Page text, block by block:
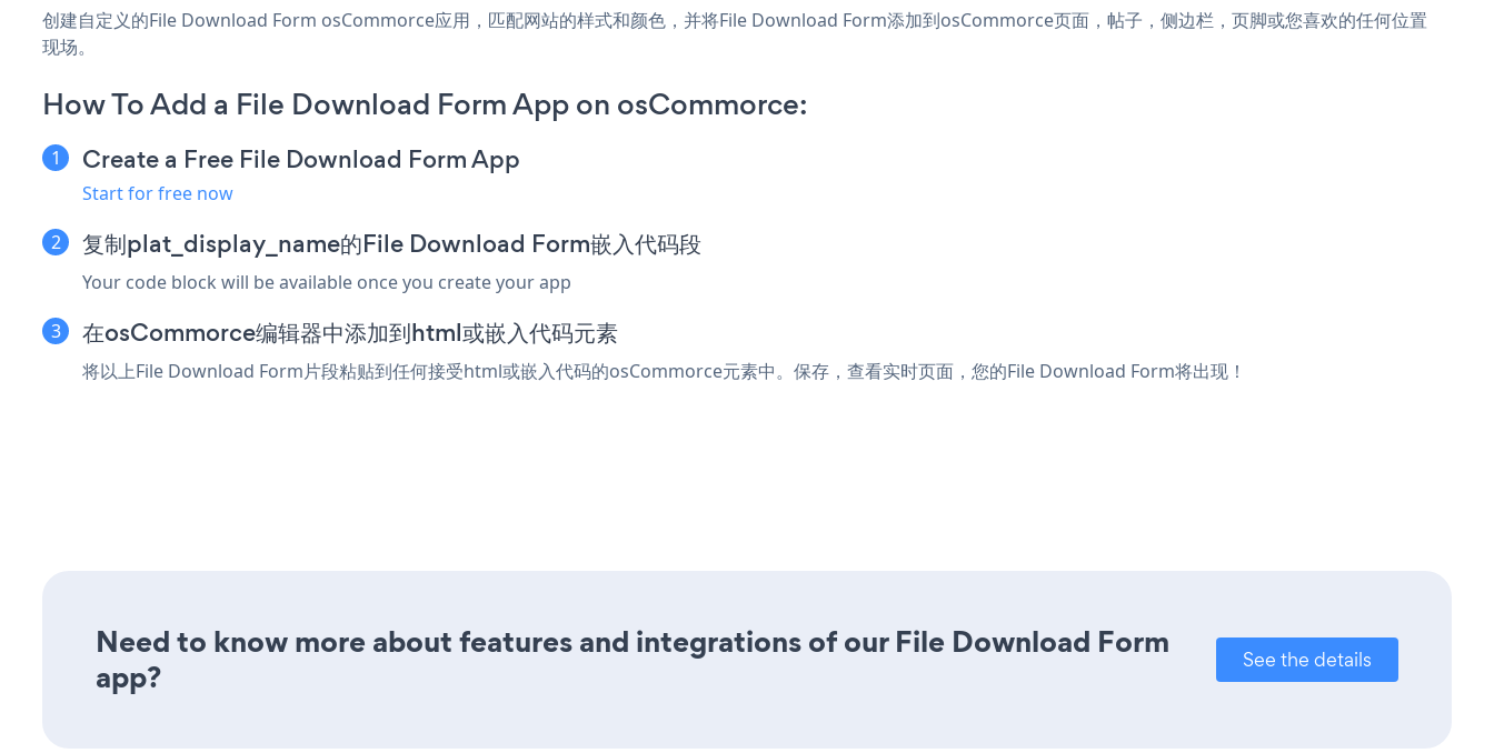
创建自定义的File Download Form osCommorce应用，匹配网站的样式和颜色，并将File Download Form添加到osCommorce页面，帖子，侧边栏，页脚或您喜欢的任何位置
现场。
How To Add a File Download Form App on osCommorce:
Create a Free File Download Form App
Start for free now
复制plat_display_name的File Download Form嵌入代码段
Your code block will be available once you create your app
在osCommorce编辑器中添加到html或嵌入代码元素
将以上File Download Form片段粘贴到任何接受html或嵌入代码的osCommorce元素中。保存，查看实时页面，您的File Download Form将出现！
Need to know more about features and integrations of our File Download Form
app?
See the details